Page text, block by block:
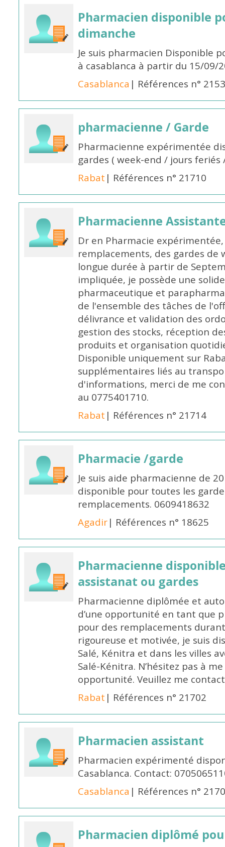
Pharmacien disponible
dimanche
Je suis pharmacien Disponible
à casablanca à partir du 15/09/
Casablanca | Références n°
pharmacienne / Garde
Pharmacienne expérimentée
gardes ( week-end / jours
Rabat | Références n° 21710
Pharmacienne
Dr en Pharmacie
remplacements, des gardes de
longue durée à partir de
impliquée, je possède une
pharmaceutique et
de l'ensemble des tâches de
délivrance et validation des
gestion des stocks, réception
produits et organisation
Disponible uniquement sur
supplémentaires liés au
d'informations, merci de me
au 0775401710.
Rabat | Références n° 21714
Pharmacie /garde
Je suis aide pharmacienne de
disponible pour toutes les
remplacements. 0609418632
Agadir| Références n° 18625
Pharmacienne
assistanat ou gardes
Pharmacienne diplômée et
d’une opportunité en tant que
pour des remplacements
rigoureuse et motivée, je suis
Salé, Kénitra et dans les villes
Salé-Kénitra. N’hésitez pas à
opportunité. Veuillez me
Rabat | Références n° 21702
Pharmacien assistant
Pharmacien expérimenté
Casablanca. Contact:
Casablanca | Références n°
Pharmacien diplômé